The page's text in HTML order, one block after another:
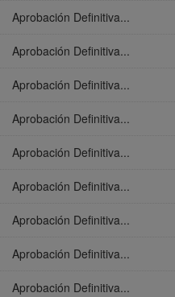
Aprobación Definitiva...
Aprobación Definitiva...
Aprobación Definitiva...
Aprobación Definitiva...
Aprobación Definitiva...
Aprobación Definitiva...
Aprobación Definitiva...
Aprobación Definitiva...
Aprobación Definitiva...